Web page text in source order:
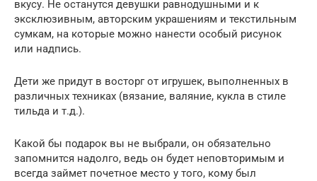
вкусу. Не останутся девушки равнодушными и к
эксклюзивным, авторским украшениям и текстильным
сумкам, на которые можно нанести особый рисунок
или надпись.
Дети же придут в восторг от игрушек, выполненных в
различных техниках (вязание, валяние, кукла в стиле
тильда и т.д.).
Какой бы подарок вы не выбрали, он обязательно
запомнится надолго, ведь он будет неповторимым и
всегда займет почетное место у того, кому был